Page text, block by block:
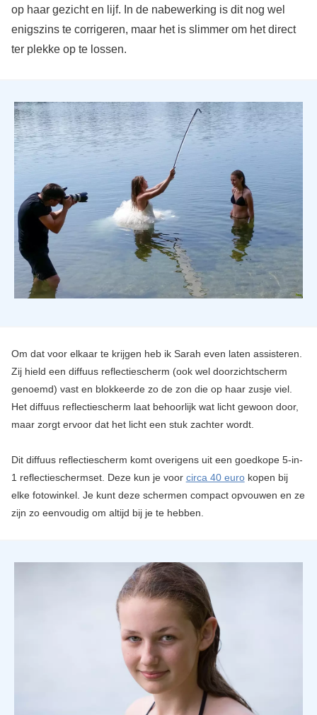
op haar gezicht en lijf. In de nabewerking is dit nog wel
enigszins te corrigeren, maar het is slimmer om het direct
ter plekke op te lossen.
Om dat voor elkaar te krijgen heb ik Sarah even laten assisteren.
Zij hield een diffuus reflectiescherm (ook wel doorzichtscherm
genoemd) vast en blokkeerde zo de zon die op haar zusje viel.
Het diffuus reflectiescherm laat behoorlijk wat licht gewoon door,
maar zorgt ervoor dat het licht een stuk zachter wordt.
Dit diffuus reflectiescherm komt overigens uit een goedkope 5-in-
1 reflectieschermset. Deze kun je voor circa 40 eurokopen bij
elke fotowinkel. Je kunt deze schermen compact opvouwen en ze
zijn zo eenvoudig om altijd bij je te hebben.